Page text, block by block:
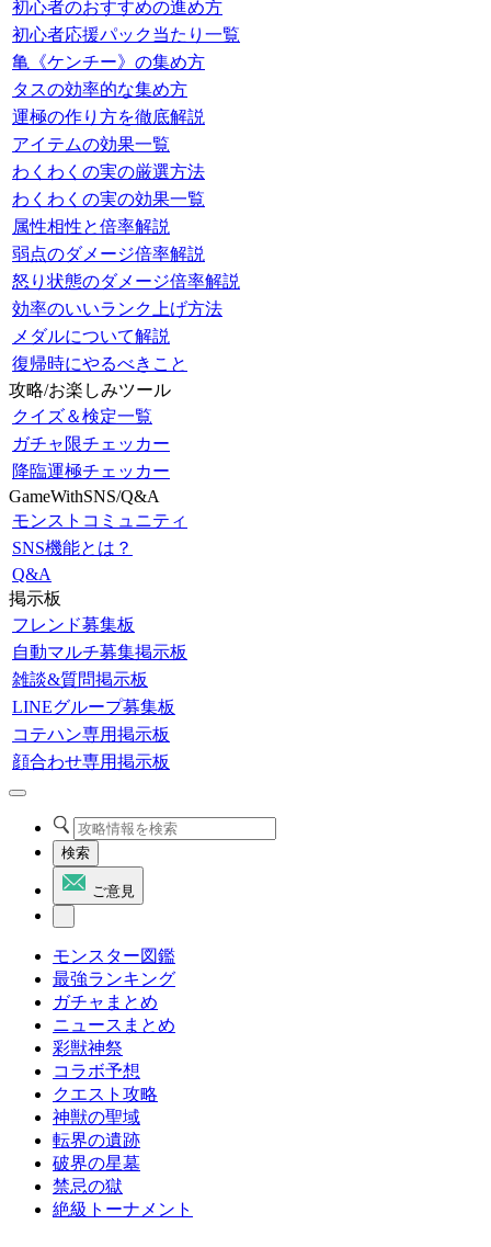
初心者のおすすめの進め方
初心者応援パック当たり一覧
亀《ケンチー》の集め方
タスの効率的な集め方
運極の作り方を徹底解説
アイテムの効果一覧
わくわくの実の厳選方法
わくわくの実の効果一覧
属性相性と倍率解説
弱点のダメージ倍率解説
怒り状態のダメージ倍率解説
効率のいいランク上げ方法
メダルについて解説
復帰時にやるべきこと
攻略/お楽しみツール
クイズ＆検定一覧
ガチャ限チェッカー
降臨運極チェッカー
GameWithSNS/Q&A
モンストコミュニティ
SNS機能とは？
Q&A
掲示板
フレンド募集板
自動マルチ募集掲示板
雑談&質問掲示板
LINEグループ募集板
コテハン専用掲示板
顔合わせ専用掲示板
検索
ご意見
モンスター図鑑
最強ランキング
ガチャまとめ
ニュースまとめ
彩獣神祭
コラボ予想
クエスト攻略
神獣の聖域
転界の遺跡
破界の星墓
禁忌の獄
絶級トーナメント